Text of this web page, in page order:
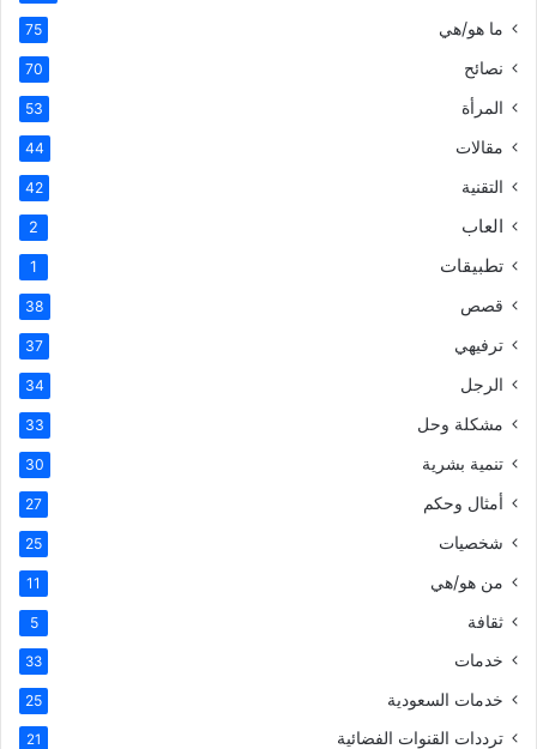
ما هو/هي 75
نصائح 70
المرأة 53
مقالات 44
التقنية 42
العاب 2
تطبيقات 1
قصص 38
ترفيهي 37
الرجل 34
مشكلة وحل 33
تنمية بشرية 30
أمثال وحكم 27
شخصيات 25
من هو/هي 11
ثقافة 5
خدمات 33
خدمات السعودية 25
ترددات القنوات الفضائية 21